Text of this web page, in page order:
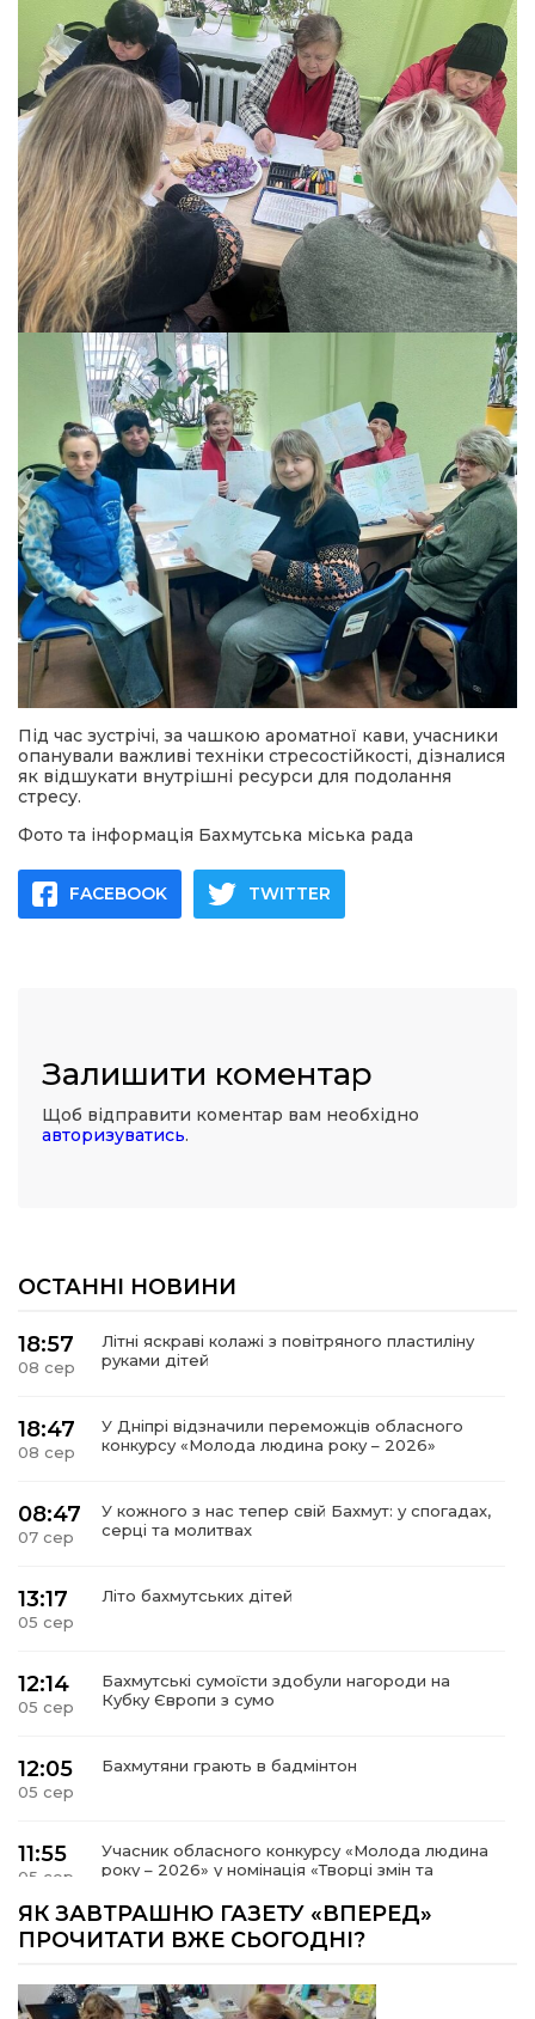
Під час зустрічі, за чашкою ароматної кави, учасники
опанували важливі техніки стресостійкості, дізналися
як відшукати внутрішні ресурси для подолання
стресу.
Фото та інформація Бахмутська міська рада
FACEBOOK TWITTER
Залишити коментар
Щоб відправити коментар вам необхідно
авторизуватись.
ОСТАННІ НОВИНИ
18:57
08 сер
Літні яскраві колажі з повітряного пластиліну
руками дітей
18:47
08 сер
У Дніпрі відзначили переможців обласного
конкурсу «Молода людина року – 2026»
08:47
07 сер
У кожного з нас тепер свій Бахмут: у спогадах,
серці та молитвах
13:17
05 сер
Літо бахмутських дітей
12:14
05 сер
Бахмутські сумоїсти здобули нагороди на
Кубку Європи з сумо
12:05
05 сер
Бахмутяни грають в бадмінтон
11:55
05 сер
Учасник обласного конкурсу «Молода людина
року – 2026» у номінація «Творці змін та
15:18
Мобільні клініки надали медичну допомогу 4
ЯК ЗАВТРАШНЮ ГАЗЕТУ «ВПЕРЕД»
ПРОЧИТАТИ ВЖЕ СЬОГОДНІ?